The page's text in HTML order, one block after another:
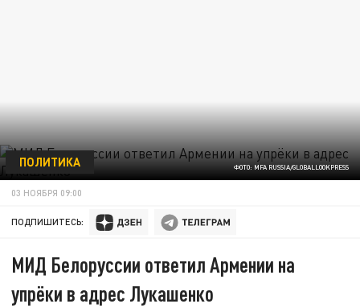
ФОТО: MFA RUSSIA/GLOBALLOOKPRESS
ПОЛИТИКА
03 НОЯБРЯ 09:00
ПОДПИШИТЕСЬ:
МИД Белоруссии ответил Армении на
упрёки в адрес Лукашенко